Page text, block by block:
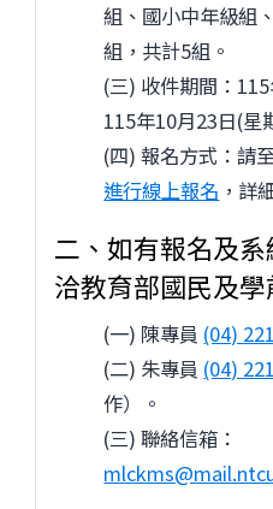
組、國小中年級組
組，共計5組。
(三) 收件期間：
115年10月23日(星
(四) 報名方式：請
進行線上報名 ，詳
二、如有報名及
洽教育部國民及學
(一) 陳專員 (04)
(二) 朱專員 (04)
作）。
(三) 聯絡信箱：